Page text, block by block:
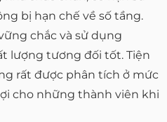
bị hạn chế về số tầng.
chắc và sử dụng
lượng tương đối tốt. Tiện
rất được phân tích ở mức
cho những thành viên khi